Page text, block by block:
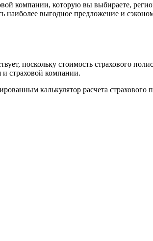
компании, которую вы выбираете,
наиболее выгодное предложение и
поскольку стоимость страхового
и страховой компании.
калькулятор расчета страхового